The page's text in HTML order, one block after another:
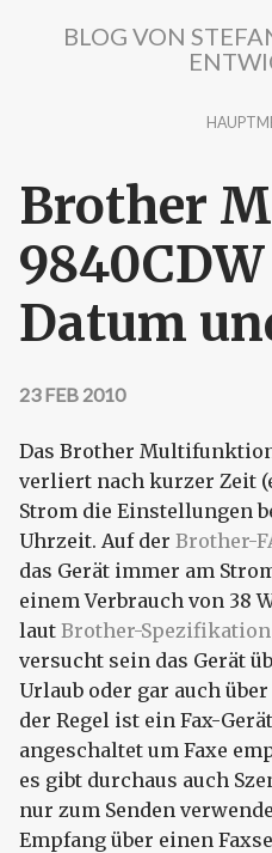
BLOG VON
Brother
Datum
23 FEB 2010
Das Brother
verliert nach kurzer Zeit
Strom die Einstellungen
Uhrzeit. Auf der Brother-
das Gerät immer am
einem Verbrauch von 38
laut Brother-Spezifikation
versucht sein das Gerät
Urlaub oder gar auch
der Regel ist ein Fax-
angeschaltet um Faxe
es gibt durchaus auch
nur zum Senden
Empfang über einen